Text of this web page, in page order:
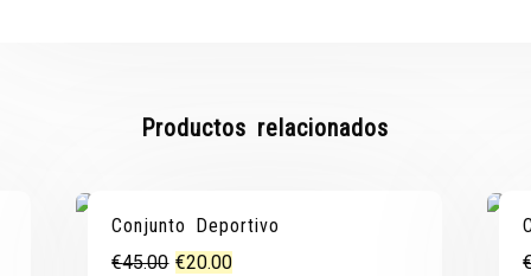
Productos relacionados
Conjunto Deportivo
€45.00 El
€20.00El